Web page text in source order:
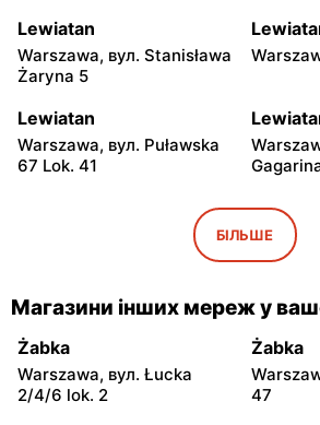
Lewiatan
Warszawa, вул. Stanisława
Żaryna 5
Lewiatan
Warszawa, вул. Puławska
67 Lok. 41
Warszawa, вул. Egipska 4
Lewiatan
Warszawa, вул. Erazma
Lewiatan
Warszawa, вул. Sabały 3
БІЛЬШЕ
Магазини інших мереж у
Żabka
Warszawa, вул. Łucka
2/4/6 lok. 2
Żabka
47